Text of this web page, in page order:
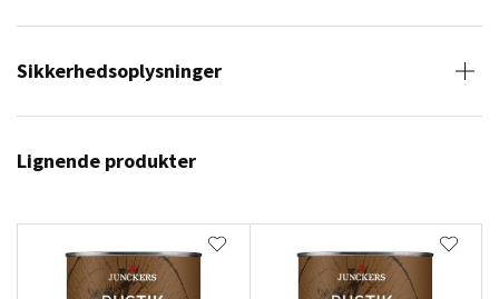
Sikkerhedsoplysninger
Lignende produkter